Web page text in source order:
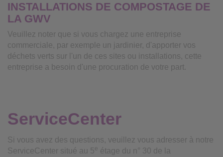
INSTALLATIONS DE COMPOSTAGE DE
LA GWV
Veuillez noter que si vous chargez une entreprise
commerciale, par exemple un jardinier, d'apporter vos
déchets verts sur l'un de ces sites ou installations, cette
entreprise a besoin d'une procuration de votre part.
ServiceCenter
Si vous avez des questions, veuillez vous adresser à notre
ServiceCenter situé au 5e étage du n° 30 de la